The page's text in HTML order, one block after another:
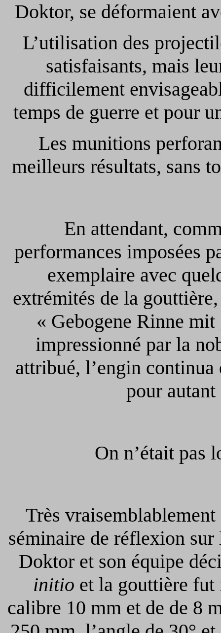
Doktor, se déformaient
L’utilisation des
satisfaisants, mais
difficilement
temps de guerre et pour
Les munitions
meilleurs résultats, sans
En attendant,
performances imposées
exemplaire avec
extrémités de la
« Gebogene Rinne mit
impressionné par la
attribué, l’engin
pour
On n’était pas
Très vraisemblablement
séminaire de réflexion
Doktor et son équipe
initio et la gouttière fut
calibre 10 mm et de de 8